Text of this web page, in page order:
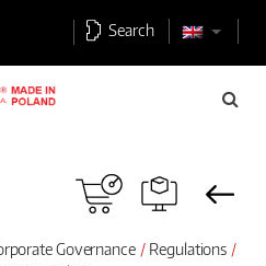
Search
Governance
Regulations